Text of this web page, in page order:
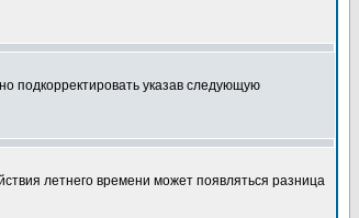
подкорректировать указав следующую
летнего времени может появляться разница